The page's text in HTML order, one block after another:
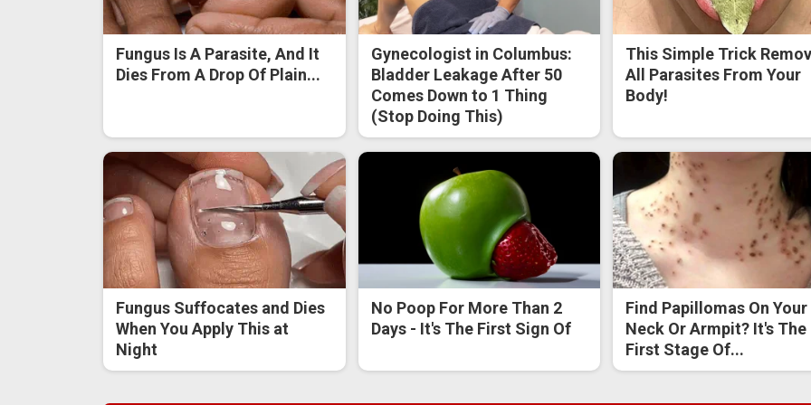
Fungus Is A Parasite, And It
Dies From A Drop Of Plain...
Gynecologist in Columbus:
Bladder Leakage After 50
Comes Down to 1 Thing
(Stop Doing This)
This Simple Trick
All Parasites From Your
Body!
Fungus Suffocates and Dies
When You Apply This at
Night
No Poop For More Than 2
Days - It's The First Sign Of
Find Papillomas On Your
Neck Or Armpit? It's The
First Stage Of...